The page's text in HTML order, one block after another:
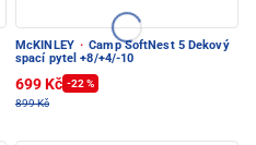
McKINLEY · Camp SoftNest 5 Dekový
spací pytel +8/+4/-10
699 Kč -22 %
899 Kč